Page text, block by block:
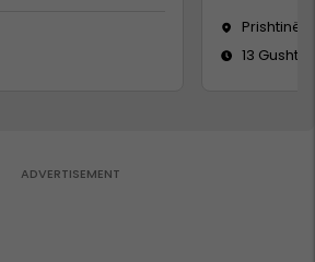
Prishtinë
13 Gusht